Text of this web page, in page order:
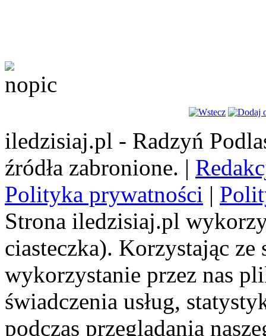
iledzisiaj.pl - Radzyń
źródła zabronione. |
Polityka prywatności |
Strona iledzisiaj.pl
ciasteczka). Korzystając
wykorzystanie przez nas
świadczenia usług,
podczas przeglądania